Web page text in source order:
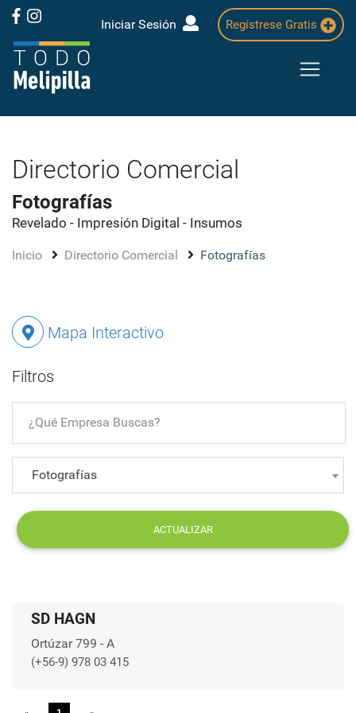
Iniciar Sesión Regístrese Gratis
Directorio Comercial
Fotografías
Revelado - Impresión Digital - Insumos
Inicio Directorio Comercial Fotografías
Mapa Interactivo
Filtros
Fotografías
ACTUALIZAR
SD HAGN
Ortúzar 799 - A
(+56-9) 978 03 415